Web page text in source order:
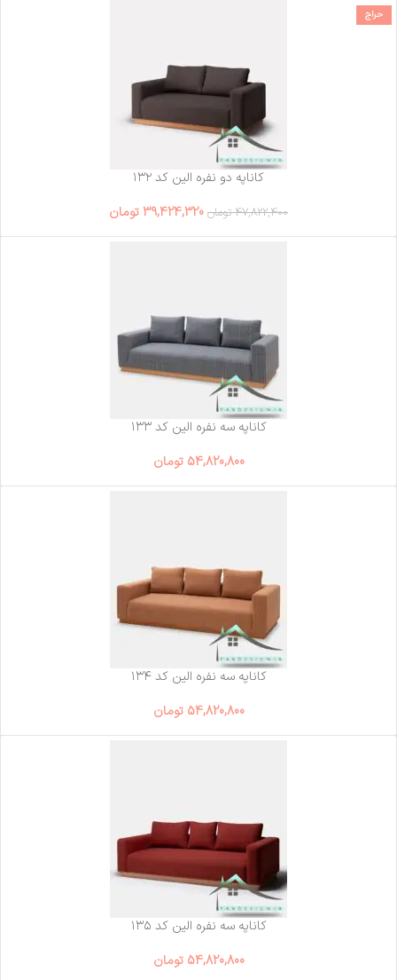
حراج
کاناپه دو نفره الین کد ۱۳۲
47,822,400 تومان 39,424,320 تومان
کاناپه سه نفره الین کد ۱۳۳
54,820,800 تومان
کاناپه سه نفره الین کد ۱۳۴
54,820,800 تومان
کاناپه سه نفره الین کد ۱۳۵
54,820,800 تومان